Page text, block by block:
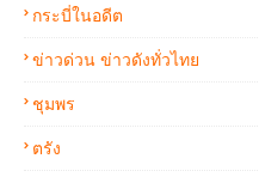
กระบี่ในอดีต
ข่าวด่วน ข่าวดังทั่วไทย
ชุมพร
ตรัง